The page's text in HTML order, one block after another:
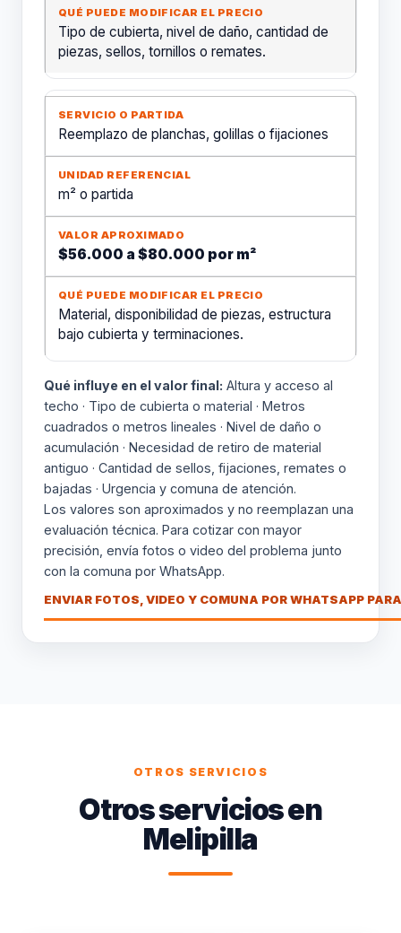
Tipo de cubierta, nivel de daño, cantidad de
piezas, sellos, tornillos o remates.
Reemplazo de planchas, golillas o fijaciones
m² o partida
$56.000 a $80.000 por m²
Material, disponibilidad de piezas, estructura
bajo cubierta y terminaciones.
Qué influye en el valor final: Altura y acceso al
techo · Tipo de cubierta o material · Metros
cuadrados o metros lineales · Nivel de daño o
acumulación · Necesidad de retiro de material
antiguo · Cantidad de sellos, fijaciones, remates o
bajadas · Urgencia y comuna de atención.
Los valores son aproximados y no reemplazan una
evaluación técnica. Para cotizar con mayor
precisión, envía fotos o video del problema junto
con la comuna por WhatsApp.
ENVIAR FOTOS, VIDEO Y COMUNA POR WHATSAPP
OTROS SERVICIOS
Otros servicios en
Melipilla